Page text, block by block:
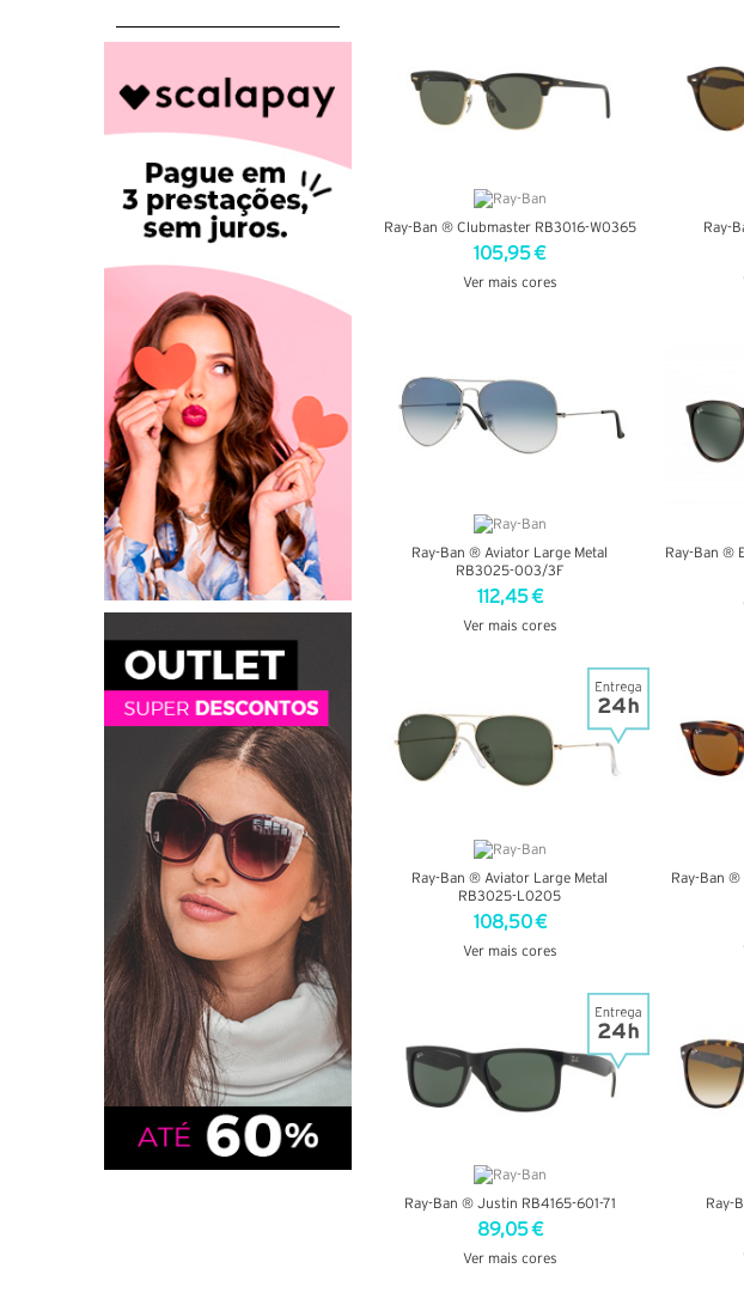
Ray-Ban ® Clubmaster RB3016-W0365
105,95 €
Ver mais cores
Ray-
Ray-Ban ® Aviator Large Metal
RB3025-003/3F
112,45 €
Ver mais cores
Ray-Ban ®
Ray-Ban ® Aviator Large Metal
RB3025-L0205
108,50 €
Ver mais cores
Ray-Ban ®
Ray-Ban ® Justin RB4165-601-71
89,05 €
Ver mais cores
Ray-